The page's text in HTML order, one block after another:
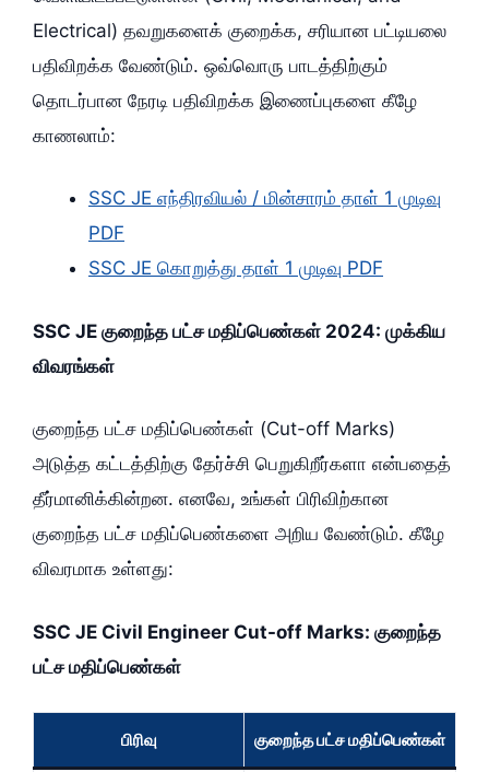
Electrical) தவறுகளைக் குறைக்க, சரியான பட்டியலை
பதிவிறக்க வேண்டும். ஒவ்வொரு பாடத்திற்கும்
தொடர்பான நேரடி பதிவிறக்க இணைப்புகளை கீழே
காணலாம்:
SSC JE எந்திரவியல் / மின்சாரம் தாள் 1 முடிவு
PDF
SSC JE கொறுத்து தாள் 1 முடிவு PDF
SSC JE குறைந்த பட்ச மதிப்பெண்கள் 2024: முக்கிய
விவரங்கள்
குறைந்த பட்ச மதிப்பெண்கள் (Cut-off Marks)
அடுத்த கட்டத்திற்கு தேர்ச்சி பெறுகிறீர்களா என்பதைத்
தீர்மானிக்கின்றன. எனவே, உங்கள் பிரிவிற்கான
குறைந்த பட்ச மதிப்பெண்களை அறிய வேண்டும். கீழே
விவரமாக உள்ளது:
SSC JE Civil Engineer Cut-off Marks: குறைந்த
பட்ச மதிப்பெண்கள்
பிரிவு குறைந்த பட்ச மதிப்பெண்கள்